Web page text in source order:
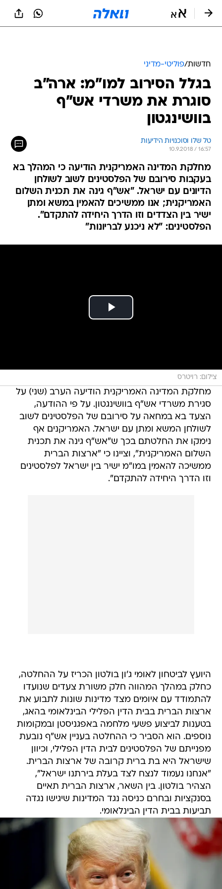
בגלל הסירוב למו"מ: ארה"ב
סוגרת את משרדי אש"ף
בוושינגטון
טל שלו וסוכנויות הידיעות
10.9.2018 / 16:57
מחלקת המדינה האמריקנית הודיעה כי המהלך בא
הדיונים עם ישראל. "אש"ף גינה את תכנית השלום
האמריקנית; אנו ממשיכים להאמין במשא ומתן
ישיר בין הצדדים וזו הדרך היחידה להתקדם".
הפלסטינים: "לא ניכנע לבריונות"
מחלקת המדינה האמריקנית הודיעה הערב (שני) על
סגירת משרדי אש"ף בוושינגטון. על פי ההודעה,
הצעד בא במחאה על סירובם של הפלסטינים לשוב
לשולחן המשא ומתן עם ישראל. האמריקנים אף
נימקו את החלטתם בכך ש"אש"ף גינה את תכנית
השלום האמריקנית", וציינו כי "ארצות הברית
ממשיכה להאמין במו"מ ישיר בין ישראל לפלסטינים
וזו הדרך היחידה להתקדם".
להתמודד עם איומים מצד מדינות שונות לתבוע את
ארצות הברית בבית הדין הפלילי הבינלאומי בהאג,
בטענות לביצוע פשעי מלחמה באפגניסטן ובמקומות
נוספים. הוא הסביר כי ההחלטה בעניין אש"ף נובעת
מפנייתם של הפלסטינים לבית הדין הפלילי, וכיוון
שישראל היא בת ברית קרובה של ארצות הברית.
"אנחנו נעמוד לנצח לצד בעלת בירתנו ישראל",
הצהיר בולטון. בין השאר, ארצות הברית תאיים
בסנקציות ובחרם כניסה נגד המדינות שיגישו נגדה
תביעות בבית הדין הבינלאומי.